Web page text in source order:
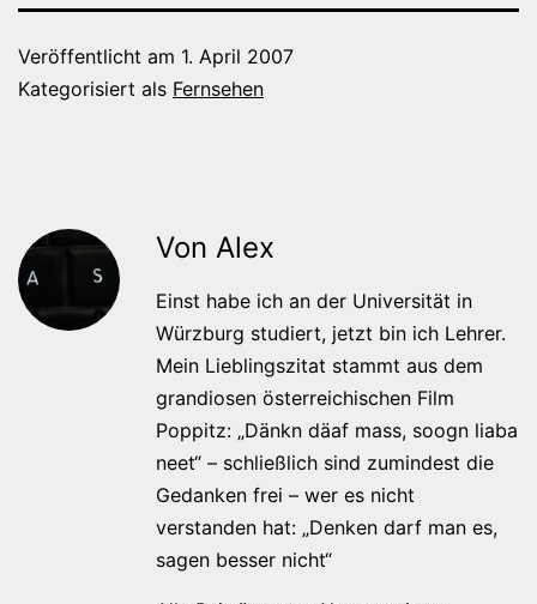
Veröffentlicht am 1. April 2007
Kategorisiert als Fernsehen
Von Alex
Einst habe ich an der Universität in
Würzburg studiert, jetzt bin ich Lehrer.
Mein Lieblingszitat stammt aus dem
grandiosen österreichischen Film
Poppitz: „Dänkn däaf mass, soogn liaba
neet“ – schließlich sind zumindest die
Gedanken frei – wer es nicht
verstanden hat: „Denken darf man es,
sagen besser nicht“